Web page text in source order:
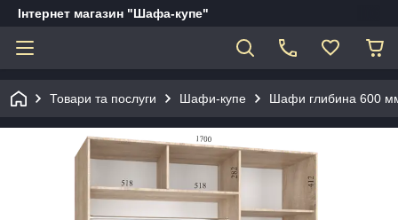
Інтернет магазин "Шафа-купе"
Товари та послуги Шафи-купе Шафи глибина 600